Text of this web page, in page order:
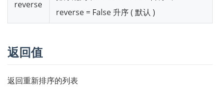
reverse
reverse = False 升序 ( 默认 )
返回值
返回重新排序的列表